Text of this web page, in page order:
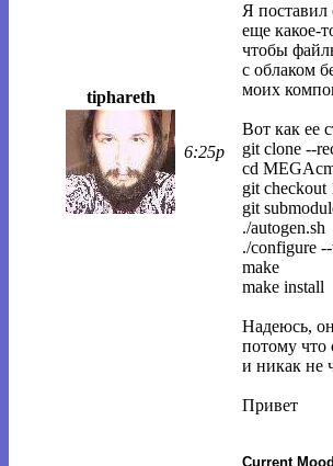
tiphareth
6:25p
Я поставил
еще какое-
чтобы
с облаком
моих
Вот как ее
git clone --
cd
git
git
./autogen.sh
./configure
make
make install
Надеюсь,
потому что
и никак не
Привет
Current